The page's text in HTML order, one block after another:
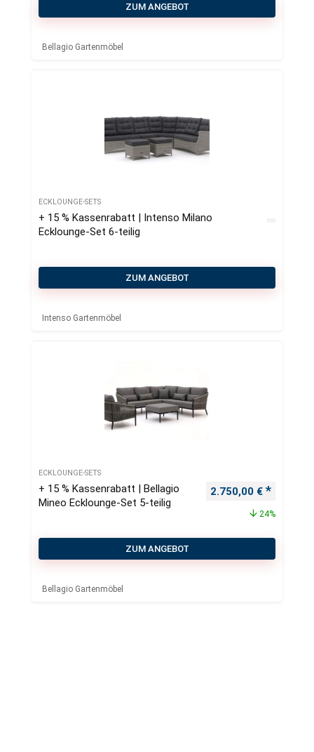
ZUM ANGEBOT
Bellagio Gartenmöbel
ECKLOUNGE-SETS
+ 15 % Kassenrabatt | Intenso Milano
Ecklounge-Set 6-teilig
ZUM ANGEBOT
Intenso Gartenmöbel
ECKLOUNGE-SETS
+ 15 % Kassenrabatt | Bellagio
Mineo Ecklounge-Set 5-teilig
Ursprünglicher
2.750,00 €
24%
ZUM ANGEBOT
Bellagio Gartenmöbel